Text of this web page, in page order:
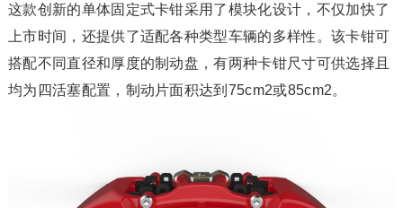
这款创新的单体固定式卡钳采用了模块化设计，不仅加快了
上市时间，还提供了适配各种类型车辆的多样性。该卡钳可
搭配不同直径和厚度的制动盘，有两种卡钳尺寸可供选择且
均为四活塞配置，制动片面积达到75cm2或85cm2。